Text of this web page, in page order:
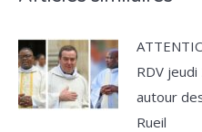
RDV
autour
Rueil